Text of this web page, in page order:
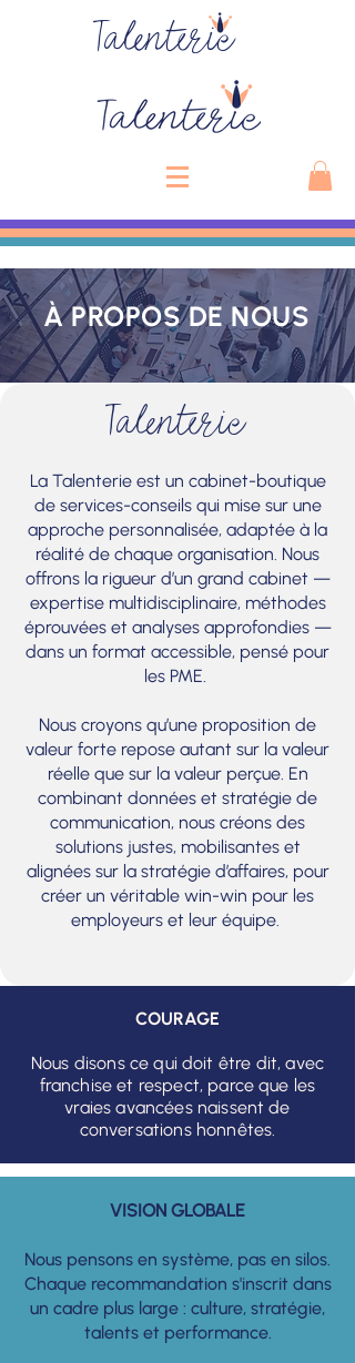
Talenterie
À PROPOS DE NOUS
Talenterie
La Talenterie est un cabinet-boutique
de services-conseils qui mise sur une
approche personnalisée, adaptée à la
réalité de chaque organisation. Nous
offrons la rigueur d’un grand cabinet —
expertise multidisciplinaire, méthodes
éprouvées et analyses approfondies —
dans un format accessible, pensé pour
les PME.
Nous croyons qu’une proposition de
valeur forte repose autant sur la valeur
réelle que sur la valeur perçue. En
combinant données et stratégie de
communication, nous créons des
solutions justes, mobilisantes et
alignées sur la stratégie d’affaires, pour
créer un véritable win-win pour les
employeurs et leur équipe.
COURAGE
Nous disons ce qui doit être dit, avec
franchise et respect, parce que les
vraies avancées naissent de
conversations honnêtes.
VISION GLOBALE
Nous pensons en système, pas en silos.
Chaque recommandation s'inscrit dans
un cadre plus large : culture, stratégie,
talents et performance.